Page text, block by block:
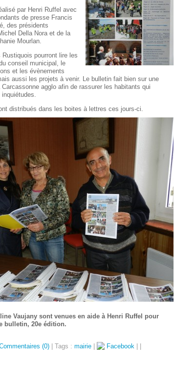
par Henri Ruffel avec
de presse Francis
des présidents
Della Nora et de la
Mourlan.
pourront lire les
conseil municipal, le
et les évènements
aussi les projets à venir. Le bulletin fait bien sur une
Carcassonne agglo afin de rassurer les habitants qui
distribués dans les boites à lettres ces jours-ci.
Vaujany sont venues en aide à Henri Ruffel pour
bulletin, 20e édition.
(0) | Tags : mairie Facebook